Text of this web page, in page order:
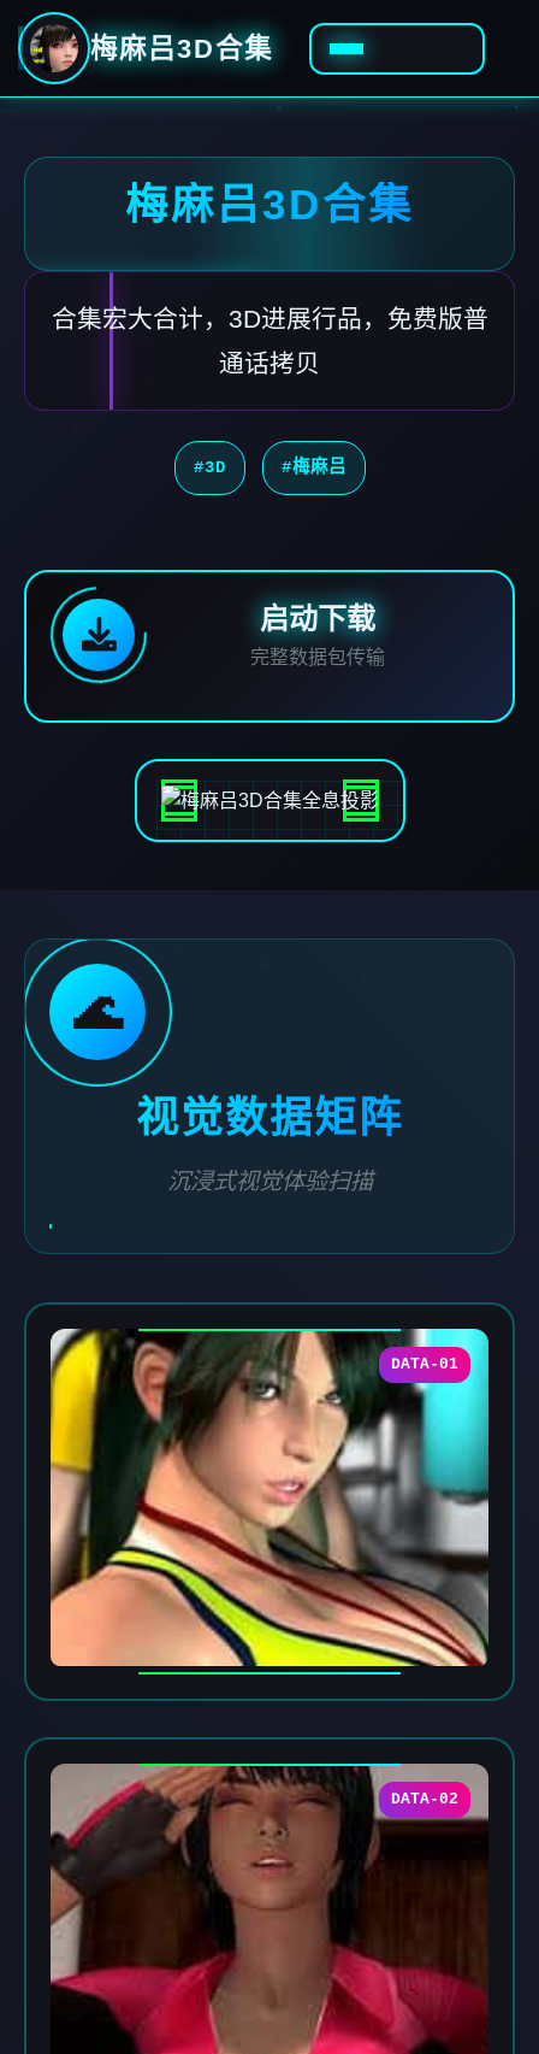
梅麻吕3D合集
梅麻吕3D合集
合集宏大合计，3D进展行品，免费版普
通话拷贝
#3D #梅麻吕
启动下载
完整数据包传输
🌊
视觉数据矩阵
沉浸式视觉体验扫描
DATA-01
DATA-02